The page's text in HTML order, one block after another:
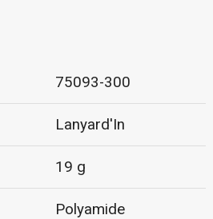
75093-300
Lanyard'In
19 g
Polyamide